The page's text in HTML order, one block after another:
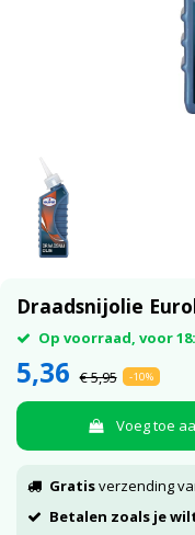
Draadsnijolie
Op voorraad, voor
5,36 € 5,95 -10%
Voeg toe
Gratisverzending
Betalen zoals je